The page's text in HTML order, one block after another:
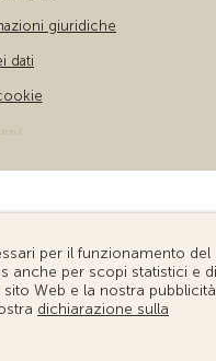
giuridiche
dati
2